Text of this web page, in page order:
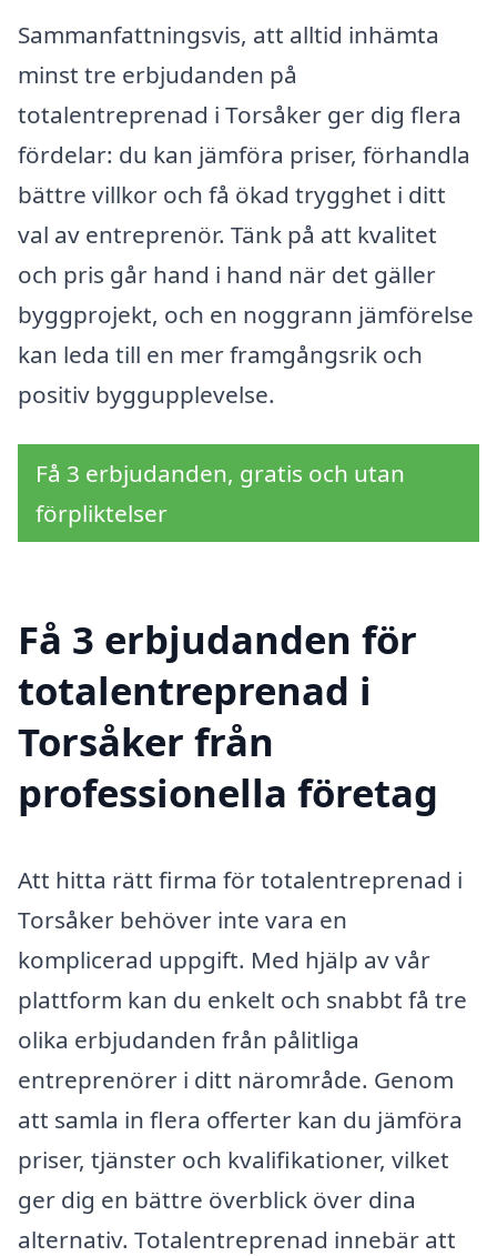
Sammanfattningsvis, att alltid inhämta
minst tre erbjudanden på
totalentreprenad i Torsåker ger dig flera
fördelar: du kan jämföra priser, förhandla
bättre villkor och få ökad trygghet i ditt
val av entreprenör. Tänk på att kvalitet
och pris går hand i hand när det gäller
byggprojekt, och en noggrann jämförelse
kan leda till en mer framgångsrik och
positiv byggupplevelse.
Få 3 erbjudanden, gratis och utan
förpliktelser
Få 3 erbjudanden för
totalentreprenad i
Torsåker från
professionella företag
Att hitta rätt firma för totalentreprenad i
Torsåker behöver inte vara en
komplicerad uppgift. Med hjälp av vår
plattform kan du enkelt och snabbt få tre
olika erbjudanden från pålitliga
entreprenörer i ditt närområde. Genom
att samla in flera offerter kan du jämföra
priser, tjänster och kvalifikationer, vilket
ger dig en bättre överblick över dina
alternativ. Totalentreprenad innebär att